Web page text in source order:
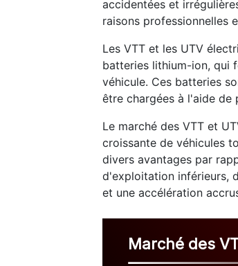
accidentées et
raisons professionnelles
Les VTT et les UTV
batteries lithium-ion, qui
véhicule. Ces batteries
être chargées à l'aide de
Le marché des VTT et
croissante de véhicules
divers avantages par
d'exploitation inférieurs,
et une accélération
Marché des